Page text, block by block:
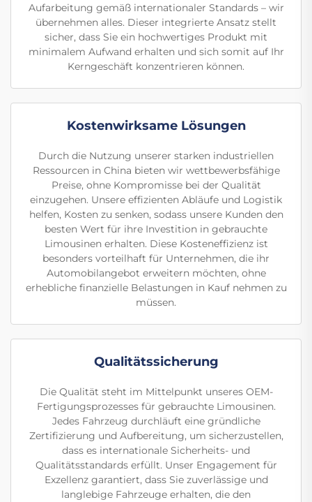
Aufarbeitung gemäß internationaler Standards – wir
übernehmen alles. Dieser integrierte Ansatz stellt
sicher, dass Sie ein hochwertiges Produkt mit
minimalem Aufwand erhalten und sich somit auf Ihr
Kerngeschäft konzentrieren können.
Kostenwirksame Lösungen
Durch die Nutzung unserer starken industriellen
Ressourcen in China bieten wir wettbewerbsfähige
Preise, ohne Kompromisse bei der Qualität
einzugehen. Unsere effizienten Abläufe und Logistik
helfen, Kosten zu senken, sodass unsere Kunden den
besten Wert für ihre Investition in gebrauchte
Limousinen erhalten. Diese Kosteneffizienz ist
besonders vorteilhaft für Unternehmen, die ihr
Automobilangebot erweitern möchten, ohne
erhebliche finanzielle Belastungen in Kauf nehmen zu
müssen.
Qualitätssicherung
Die Qualität steht im Mittelpunkt unseres OEM-
Fertigungsprozesses für gebrauchte Limousinen.
Jedes Fahrzeug durchläuft eine gründliche
Zertifizierung und Aufbereitung, um sicherzustellen,
dass es internationale Sicherheits- und
Qualitätsstandards erfüllt. Unser Engagement für
Exzellenz garantiert, dass Sie zuverlässige und
langlebige Fahrzeuge erhalten, die den